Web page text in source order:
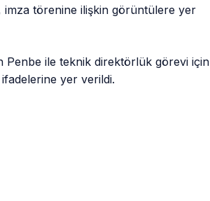
imza törenine ilişkin görüntülere yer
Penbe ile teknik direktörlük görevi için
ifadelerine yer verildi.